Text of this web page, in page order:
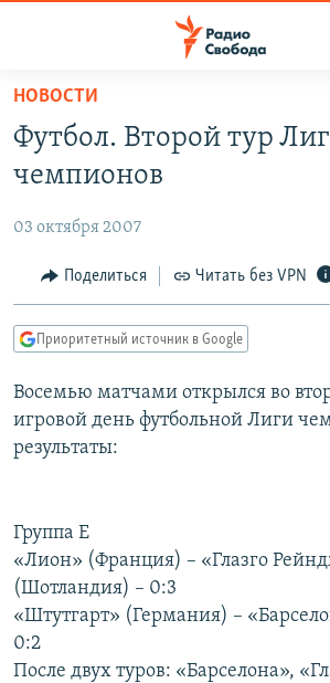
упрощенного
доступа
основному
Вернутся
главной
навигации
Вернутся
поиску
ПРОГРАММЫ
ПОДКАСТЫ
ЦИТАТЫ СВОБОДЫ
МНЕНИЯ
IDEL.РЕАЛИИ
КАВКАЗ.РЕАЛИИ
СЕВЕР.РЕАЛИИ
ПОДПИШИТЕСЬ НА РАССЫЛКУ
СОЦИАЛЬНЫЕ СЕТИ
НОВОСТИ
Футбол. Второй тур
чемпионов
03 октября 2007
Поделиться Читать без VPN
Приоритетный источник в Google
Восемью матчами открылся во
игровой день футбольной Лиги
результаты:
Группа Е
«Лион» (Франция) – «Глазго
(Шотландия) – 0:3
«Штутгарт» (Германия) –
0:2
После двух туров: «Барселона»,